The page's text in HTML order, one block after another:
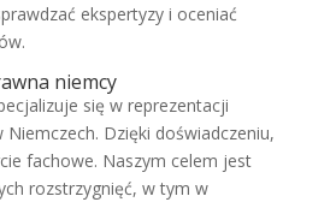
ekspertyzy i oceniać
niemcy
się w reprezentacji
Dzięki doświadczeniu,
fachowe. Naszym celem jest
rozstrzygnięć, w tym w